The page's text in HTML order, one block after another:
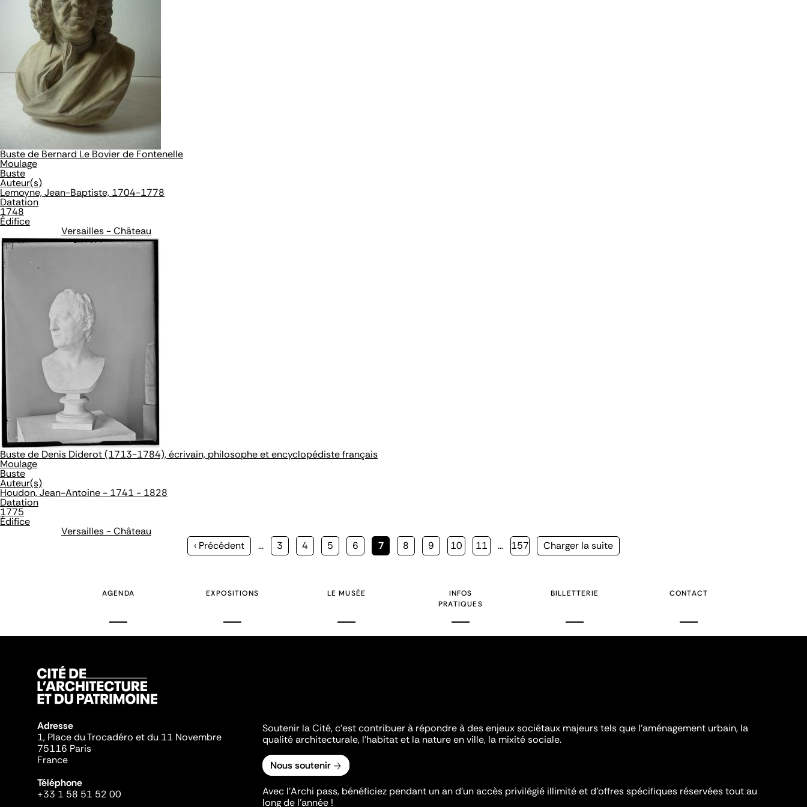
Buste de Bernard Le Bovier de Fontenelle
Moulage
Buste
Auteur(s)
Lemoyne, Jean-Baptiste, 1704-1778
Datation
1748
Édifice
Versailles - Château
Buste de Denis Diderot (1713-1784), écrivain, philosophe et encyclopédiste français
Moulage
Buste
Auteur(s)
Houdon, Jean-Antoine - 1741 - 1828
Datation
1775
Édifice
Versailles - Château
Page
‹ Précédent … Page
3 Page
4 Page
5 Page
6
Page
7 Page
8 Page
9 Page
10 Page
11 … Page
157
Page
Charger la suite
AGENDA EXPOSITIONS LE MUSÉE
INFOS
PRATIQUES
BILLETTERIE CONTACT
Adresse
1, Place du Trocadéro et du 11 Novembre
75116 Paris
France
Téléphone
+33 1 58 51 52 00
Soutenir la Cité, c'est contribuer à répondre à des enjeux sociétaux majeurs tels que l'aménagement urbain, la
qualité architecturale, l'habitat et la nature en ville, la mixité sociale.
Nous soutenir
Avec l’Archi pass, bénéficiez pendant un an d’un accès privilégié illimité et d’offres spécifiques réservées tout au
long de l’année !